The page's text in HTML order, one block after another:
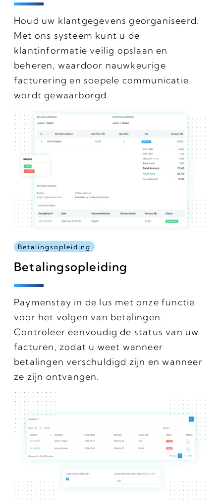
Houd uw klantgegevens georganiseerd.
Met ons systeem kunt u de
klantinformatie veilig opslaan en
beheren, waardoor nauwkeurige
facturering en soepele communicatie
wordt gewaarborgd.
Betalingsopleiding
Betalingsopleiding
Paymenstay in de lus met onze functie
voor het volgen van betalingen.
Controleer eenvoudig de status van uw
facturen, zodat u weet wanneer
betalingen verschuldigd zijn en wanneer
ze zijn ontvangen.